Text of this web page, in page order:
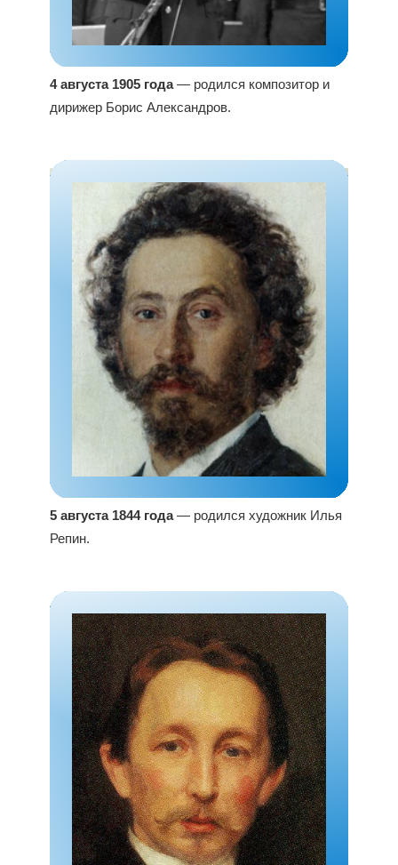
4 августа 1905 года— родился композитор и
дирижер Борис Александров.
5 августа 1844 года— родился художник Илья
Репин.